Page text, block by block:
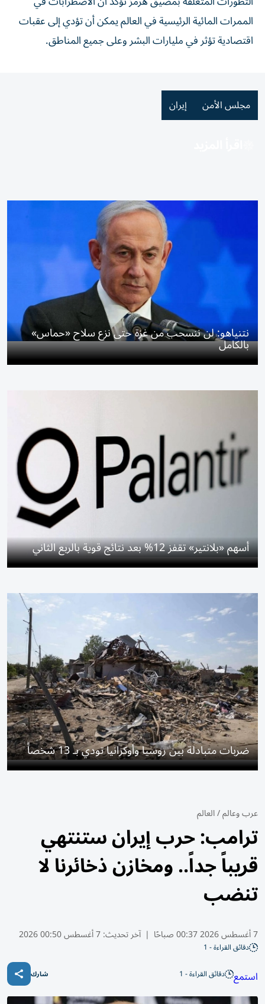
الممرات المائية الرئيسية في العالم يمكن أن تؤدي إلى عقبات
اقتصادية تؤثر في مليارات البشر وعلى جميع المناطق.
مجلس الأمن إيران
نتنياهو: لن ننسحب من غزة حتى نزع سلاح «حماس»
بالكامل
أسهم «بلانتير» تقفز 12% بعد نتائج قوية بالربع الثاني
ضربات متبادلة بين روسيا وأوكرانيا تودي بـ 13 شخصاً
عرب وعالم/العالم
ترامب: حرب إيران ستنتهي
قريباً جداً.. ومخازن ذخائرنا لا
تنضب
7 أغسطس 2026 00:37 صباحًا | آخر تحديث:7 أغسطس 00:50 2026
دقائق القراءة - 1
استمع دقائق القراءة - 1 شارك